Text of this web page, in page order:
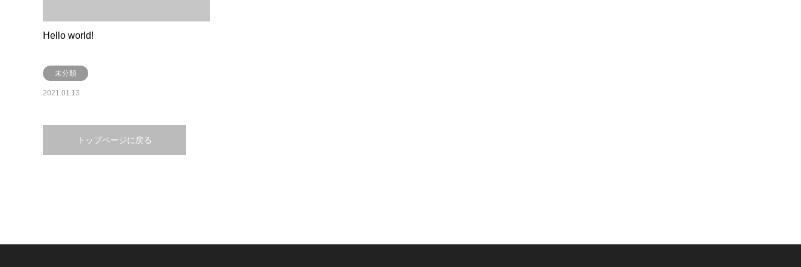
Hello world!
未分類
2021.01.13
トップページに戻る